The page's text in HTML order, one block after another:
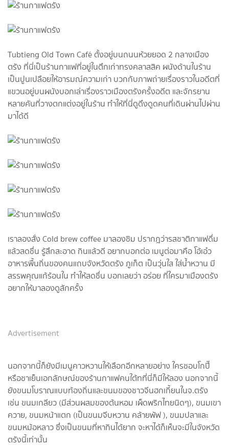
Tubtieng Old Town Café ตั้งอยู่บนถนนห้วยยอด 2 กลางเมือง
ตรัง ที่นี่เป็นร้านกาแฟที่อยู่ในตึกเก่าทรงคลาสสิค ผนังด้านในร้าน
เป็นปูนเปลือยให้อารมณ์ความเก่า บวกกับภาพถ่ายเรื่องราวในอดีตที่
แขวนอยู่บนผนังบอกเล่าเรื่องราวเมืองตรังครั้งอดีต และจักรยาน
หลายคันที่วางตกแต่งอยู่ในร้าน ทำให้ที่นี่ดูดึงดูดคนที่เดินผ่านไปผ่าน
มาได้ดี
เราลองสั่ง Cold brew coffee มาลองชิม ปรากฎว่ารสชาติกาแฟดื่ม
แล้วสดชื่น รู้สึกสะอาด กินแล้วดี อยากบอกต่อ เมนูต่อมาคือ โอ้เอ๋ว
อาหารพื้นถิ่นของคนแถบจังหวัดตรัง ภูเก็ต เป็นวุ่นใส ใส่น้ำหวาน มี
สรรพคุณแก้ร้อนใน ทำให้สดชื่น บอกเลยว่า อร่อย ที่ใครมาเมืองตรัง
อยากให้มาลองดูสักครั้ง
Advertisement
นอกจากนี้ก็ยังมีเมนูคาวหวานให้เลือกอีกหลายอย่าง ใครชอบโกปี๊
หรือชาเย็นเอกลักษณ์ของร้านกาแฟคนใต้ทที่นี่ก็มีให้ลอง นอกจากนี้
ยังขนมโบราณแบบท้องถิ่นและขนมของชาวจีนฮกเกี้ยนในจ.ตรัง
เช่น ขนมเกลียว (มีส่วนผสมของต้นหอม เผ็ดพริกไทยนิดๆ), ขนมเขา
ควาย, ขนมหน้าแตก (เป็นขนมจีบหวาน คล้ายพัฟ ), ขนมปลาและ
ขนมหม้อหลาว ซึ่งเป็นขนมที่หากินได้ยาก จะหาได้ก็เห็นจะมีในจังหวัด
ตรังนี้เท่านั้น